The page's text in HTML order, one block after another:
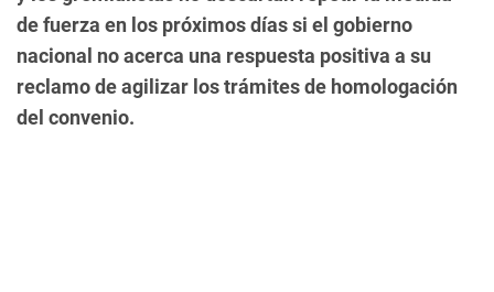
de fuerza en los próximos días si el gobierno
nacional no acerca una respuesta positiva a su
reclamo de agilizar los trámites de homologación
del convenio.